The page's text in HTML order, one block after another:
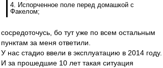
4. Испорченное поле перед домашкой с
Факелом;
сосредоточусь, бо тут уже по всем остальным
пунктам за меня ответили.
У нас стадио ввели в эксплуатацию в 2014 году.
И за прошедшие 10 лет такая ситуация